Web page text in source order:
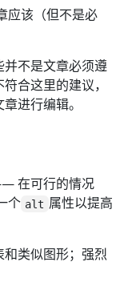
应该（但不是必
不是文章必须遵
合这里的建议，
进行编辑。
在可行的情况
个 alt 属性以提高
类似图形；强烈